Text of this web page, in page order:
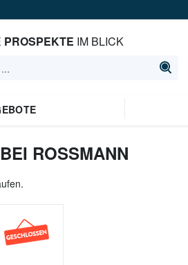
PROSPEKTE IM BLICK
ROSSMANN